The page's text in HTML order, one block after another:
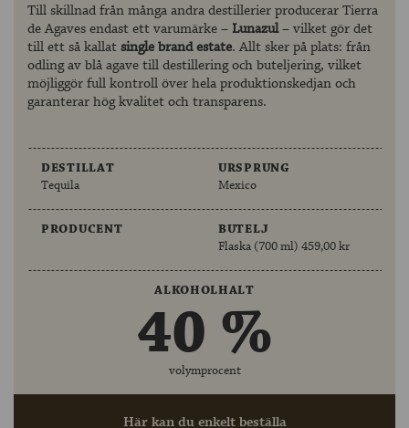
Till skillnad från många andra destillerier producerar Tierra
de Agaves endast ett varumärke –Lunazul– vilket gör det
till ett så kallatsingle brand estate. Allt sker på plats: från
odling av blå agave till destillering och buteljering, vilket
möjliggör full kontroll över hela produktionskedjan och
garanterar hög kvalitet och transparens.
DESTILLAT
Tequila
URSPRUNG
Mexico
PRODUCENT
BUTELJ
Flaska (700 ml) 459,00 kr
ALKOHOLHALT
40 %
volymprocent
Här kan du enkelt beställa